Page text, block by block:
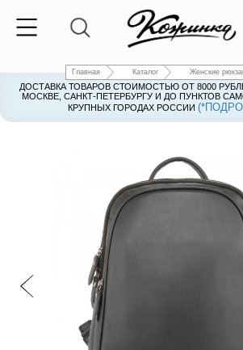
Главная Каталог Женские
ДОСТАВКА ТОВАРОВ СТОИМОСТЬЮ ОТ 8000
МОСКВЕ, САНКТ-ПЕТЕРБУРГУ И ДО ПУНКТОВ
КРУПНЫХ ГОРОДАХ РОССИИ
ДОСТАВКА ТОВАРОВ СТОИМОСТЬЮ ОТ 8000
МОСКВЕ, САНКТ-ПЕТЕРБУРГУ И ДО ПУНКТОВ
КРУПНЫХ ГОРОДАХ РОССИИ